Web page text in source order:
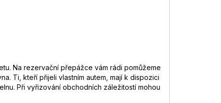
Na rezervační přepážce vám rádi pomůžeme
Ti, kteří přijeli vlastním autem, mají k dispozici
Při vyřizování obchodních záležitostí mohou